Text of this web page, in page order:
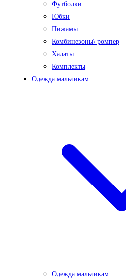
Футболки
Юбки
Пижамы
Комбинезоны\ ромпер
Халаты
Комплекты
Одежда мальчикам
Одежда мальчикам